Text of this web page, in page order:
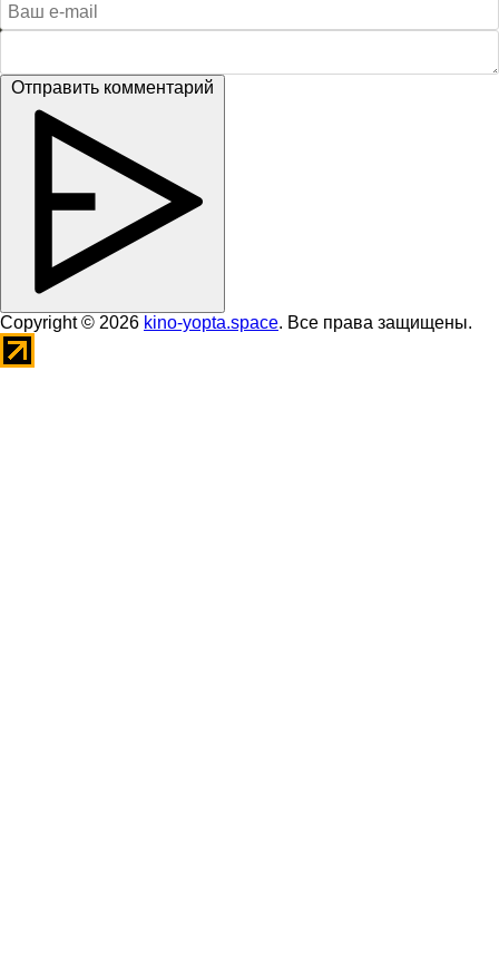
Отправить комментарий
Copyright © 2026 kino-yopta.space. Все права защищены.